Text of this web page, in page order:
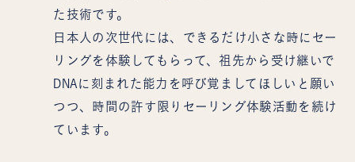
た技術です。
日本人の次世代には、できるだけ小さな時にセー
リングを体験してもらって、祖先から受け継いで
DNAに刻まれた能力を呼び覚ましてほしいと願い
つつ、時間の許す限りセーリング体験活動を続け
ています。